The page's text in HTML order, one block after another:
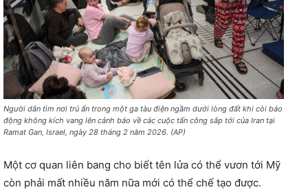
Người dân tìm nơi trú ẩn trong một ga tàu điện ngầm dưới lòng đất khi còi báo
động không kích vang lên cảnh báo về các cuộc tấn công sắp tới của Iran tại
Ramat Gan, Israel, ngày 28 tháng 2 năm 2026. (AP)
Một cơ quan liên bang cho biết tên lửa có thể vươn tới Mỹ
còn phải mất nhiều năm nữa mới có thể chế tạo được.